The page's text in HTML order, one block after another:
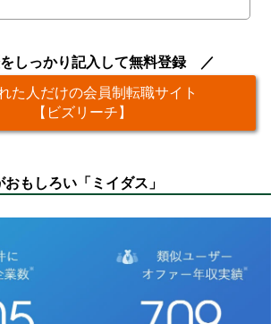
しっかり記入して無料登録
た人だけの会員制転職サイト
【ビズリーチ】
もしろい「ミイダス」